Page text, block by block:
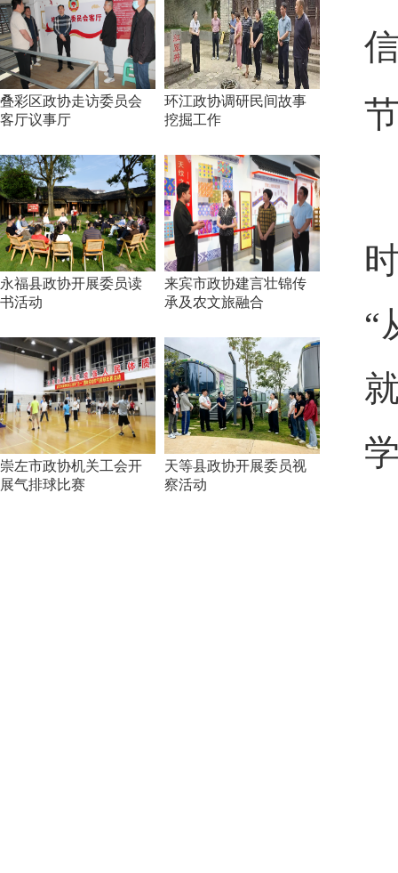
叠彩区政协走访委员会
客厅议事厅
环江政协调研民间故事
挖掘工作
永福县政协开展委员读
书活动
来宾市政协建言壮锦传
承及农文旅融合
崇左市政协机关工会开
展气排球比赛
天等县政协开展委员视
察活动
“